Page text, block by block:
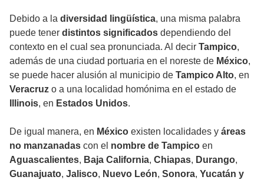
Debido a la diversidad lingüística, una misma palabra
puede tener distintos significados dependiendo del
contexto en el cual sea pronunciada. Al decir Tampico,
además de una ciudad portuaria en el noreste de México,
se puede hacer alusión al municipio de Tampico Alto, en
Veracruz o a una localidad homónima en el estado de
Illinois, en Estados Unidos.
De igual manera, en México existen localidades y áreas
no manzanadas con el nombre de Tampico en
Aguascalientes, Baja California, Chiapas, Durango,
Guanajuato, Jalisco, Nuevo León, Sonora, Yucatán y